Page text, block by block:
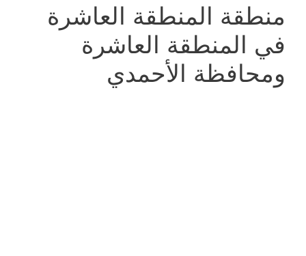
منطقة المنطقة العاشرة
في المنطقة العاشرة
ومحافظة الأحمدي